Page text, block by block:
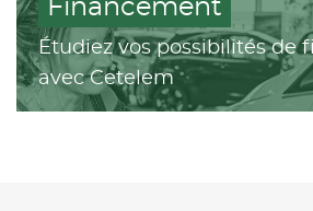
Financement
Étudiez vos possibilités de
avec Cetelem